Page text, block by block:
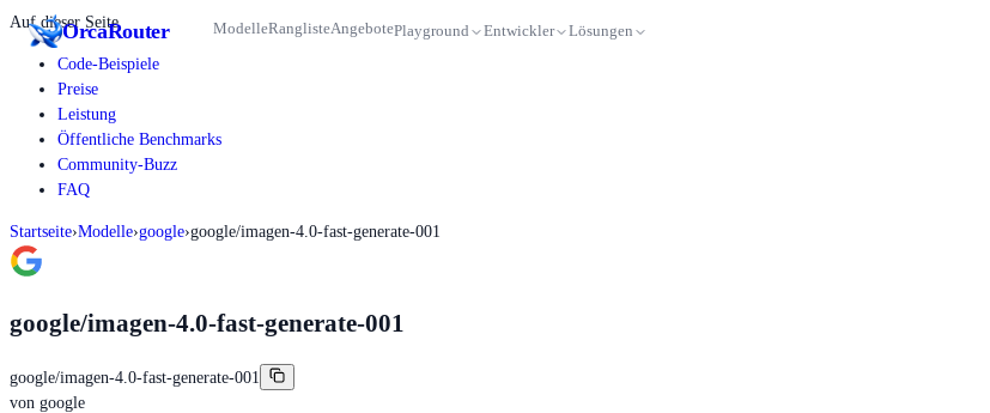
OrcaRouter ModelleRanglisteAngebotePlayground Entwickler Lösungen
Auf dieser Seite
Code-Beispiele
Preise
Leistung
Öffentliche Benchmarks
Community-Buzz
FAQ
Startseite›Modelle›google›google/imagen-4.0-fast-generate-001
google/imagen-4.0-fast-generate-001
google/imagen-4.0-fast-generate-001
von google